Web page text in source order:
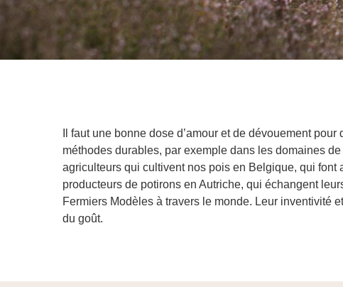
Il faut une bonne dose d’amour et de dévouement
méthodes durables, par exemple dans les domaines
agriculteurs qui cultivent nos pois en Belgique, qui
producteurs de potirons en Autriche, qui échangent
Fermiers Modèles à travers le monde. Leur inventivité
du goût.